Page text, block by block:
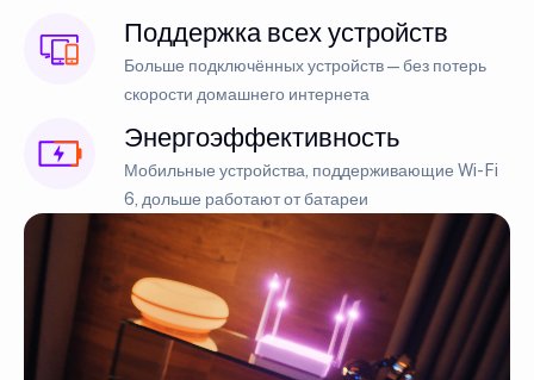
Поддержка всех устройств
Больше подключённых устройств — без потерь
скорости домашнего интернета
Энергоэффективность
Мобильные устройства, поддерживающие Wi-Fi
6, дольше работают от батареи